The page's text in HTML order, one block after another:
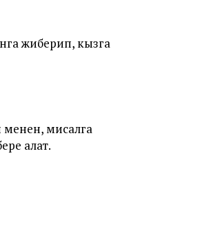
жиберип, кызга
мисалга
алат.